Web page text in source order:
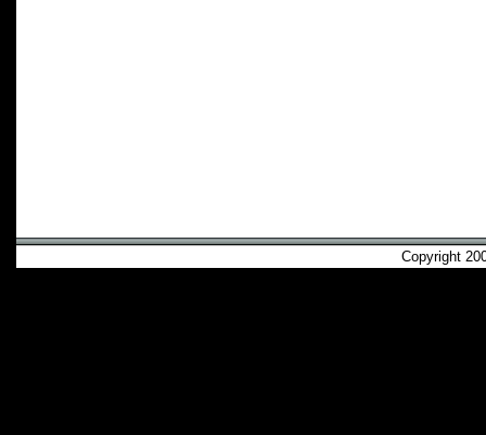
Copyright